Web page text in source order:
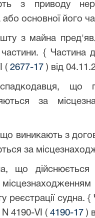
з приводу
основної його
з майна
{ Частина
( 2677-17 ) від
що
за
виникають з
за
що дійснюється
реєстрації судна.
4190-VI ( 4190-17 )